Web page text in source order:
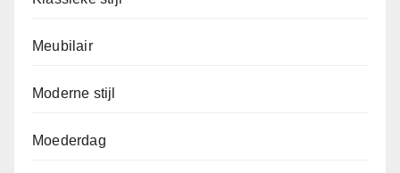
Meubilair
Moderne stijl
Moederdag